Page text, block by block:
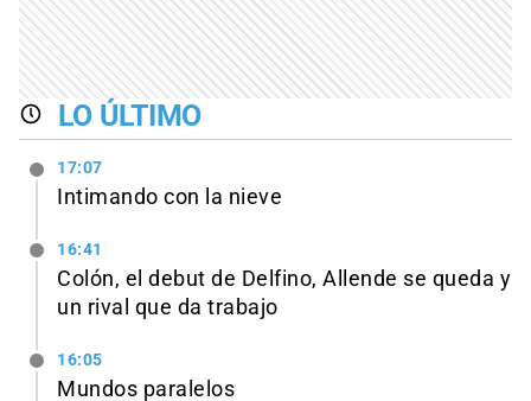
LO ÚLTIMO
17:07
Intimando con la nieve
16:41
Colón, el debut de Delfino, Allende se queda y
un rival que da trabajo
16:05
Mundos paralelos